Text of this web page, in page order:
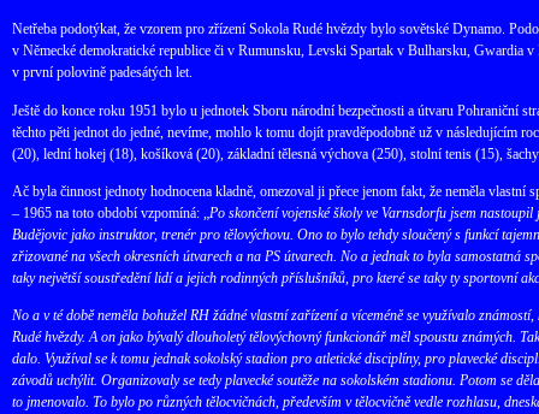
Netřeba podotýkat, že vzorem pro zřízení Sokola Rudé hvězdy bylo sovětské Dynamo.
v Německé demokratické republice či v Rumunsku, Levski Spartak v Bulharsku, Gwardia
v první polovině padesátých let.
Ještě do konce roku 1951 bylo u jednotek Sboru národní bezpečnosti a útvaru Pohraniční
těchto pěti jednot do jedné, nevíme, mohlo k tomu dojít pravděpodobně už v následujícím
(20), lední hokej (18), košíková (20), základní tělesná výchova (250), stolní tenis (15),
Ač byla činnost jednoty hodnocena kladně, omezoval ji přece jenom fakt, že neměla
– 1965 na toto období vzpomíná: „Po skončení vojenské školy ve Varnsdorfu jsem
Budějovic jako instruktor, trenér pro tělovýchovu. Ono to bylo tehdy sloučený s funkcí
zřizované na všech okresních útvarech a na PS útvarech. No a jednak to byla samostatná
taky největší soustředění lidí a jejich rodinných příslušníků, pro které se taky ty sportovní
No a v té době neměla bohužel RH žádné vlastní zařízení a víceméně se využívalo
Rudé hvězdy. A on jako bývalý dlouholetý tělovýchovný funkcionář měl spoustu známých.
dalo. Využíval se k tomu jednak sokolský stadion pro atletické disciplíny, pro plavecké
závodů uchýlit. Organizovaly se tedy plavecké soutěže na sokolském stadionu. Potom se
to jmenovalo. To bylo po různých tělocvičnách, především v tělocvičně vedle rozhlasu,